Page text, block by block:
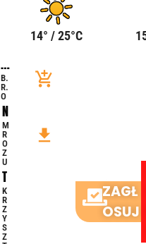
14° / 25°C
W
y
c
h
o
w
a
n
y
W
P
ol
B.
R.
O
add_shopping_cart
N
i
e
m
a
m
i
e
j
M
R
O
Z
U
file_download
T
A
K
T
A
K
R
Z
Y
S
Z
ZAGŁ
OSUJ